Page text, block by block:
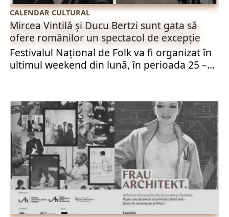
CALENDAR CULTURAL
Mircea Vintilă și Ducu Bertzi sunt gata să
ofere românilor un spectacol de excepție
Festivalul Național de Folk va fi organizat în
ultimul weekend din lună, în perioada 25 –...